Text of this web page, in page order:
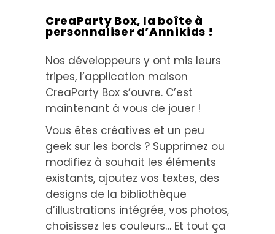
CreaParty Box, la boîte à
personnaliser d’Annikids !
Nos développeurs y ont mis leurs
tripes, l’application maison
CreaParty Box s’ouvre. C’est
maintenant à vous de jouer !
Vous êtes créatives et un peu
geek sur les bords ? Supprimez ou
modifiez à souhait les éléments
existants, ajoutez vos textes, des
designs de la bibliothèque
d’illustrations intégrée, vos photos,
choisissez les couleurs… Et tout ça